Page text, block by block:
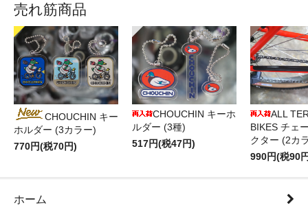
売れ筋商品
CHOUCHIN キー
ホルダー (3カラー)
770円(税70円)
CHOUCHIN キーホ
ルダー (3種)
517円(税47円)
ALL
BIKES チェ
クター (2カ
990円(税90
ホーム